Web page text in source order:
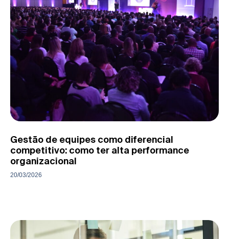
Gestão de equipes como diferencial
competitivo: como ter alta performance
organizacional
20/03/2026